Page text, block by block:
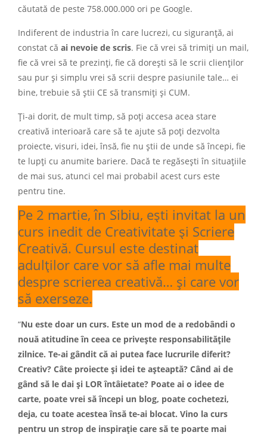
căutată de peste 758.000.000 ori pe Google.
Indiferent de industria în care lucrezi, cu siguranță, ai
constat că ai nevoie de scris. Fie că vrei să trimiți un mail,
fie că vrei să te prezinți, fie că dorești să le scrii clienților
sau pur și simplu vrei să scrii despre pasiunile tale… ei
bine, trebuie să știi CE să transmiți și CUM.
Ți-ai dorit, de mult timp, să poți accesa acea stare
creativă interioară care să te ajute să poți dezvolta
proiecte, visuri, idei, însă, fie nu știi de unde să începi, fie
te lupți cu anumite bariere. Dacă te regăsești în situațiile
de mai sus, atunci cel mai probabil acest curs este
pentru tine.
Pe 2 martie, în Sibiu, ești invitat la un
curs inedit de Creativitate și Scriere
Creativă. Cursul este destinat
adulților care vor să afle mai multe
despre scrierea creativă… și care vor
să exerseze.
“Nu este doar un curs. Este un mod de a redobândi o
nouă atitudine în ceea ce privește responsabilitățile
zilnice. Te-ai gândit că ai putea face lucrurile diferit?
Creativ? Câte proiecte și idei te așteaptă? Când ai de
gând să le dai și LOR întâietate? Poate ai o idee de
carte, poate vrei să începi un blog, poate cochetezi,
deja, cu toate acestea însă te-ai blocat. Vino la curs
pentru un strop de inspirație care să te poarte mai